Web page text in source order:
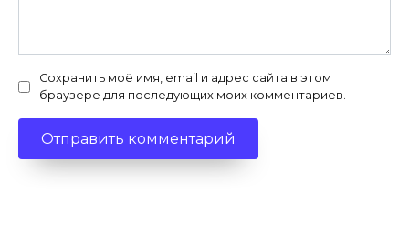
Сохранить моё имя, email и адрес сайта в этом
браузере для последующих моих комментариев.